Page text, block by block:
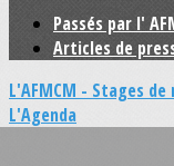
Passés par l'
Articles de
L'AFMCM - Stages
L'Agenda